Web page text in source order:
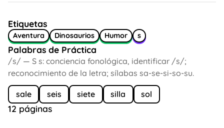
Etiquetas
Aventura Dinosaurios Humor s
Palabras de Práctica
/s/ — S s: conciencia fonológica, identificar /s/;
reconocimiento de la letra; sílabas sa-se-si-so-su.
sale seis siete silla sol
12 páginas